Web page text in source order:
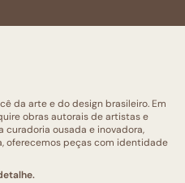
da arte e do design brasileiro. Em
obras autorais de artistas e
curadoria ousada e inovadora,
oferecemos peças com identidade